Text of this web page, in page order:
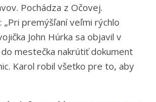
Pochádza z Očovej.
premýšľaní veľmi rýchlo
John Húrka sa objavil v
mestečka nakrútiť dokument
Karol robil všetko pre to, aby